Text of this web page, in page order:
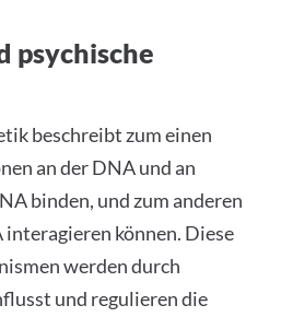
psychische
beschreibt zum einen
an der DNA und an
binden, und zum anderen
können. Diese
werden durch
und regulieren die